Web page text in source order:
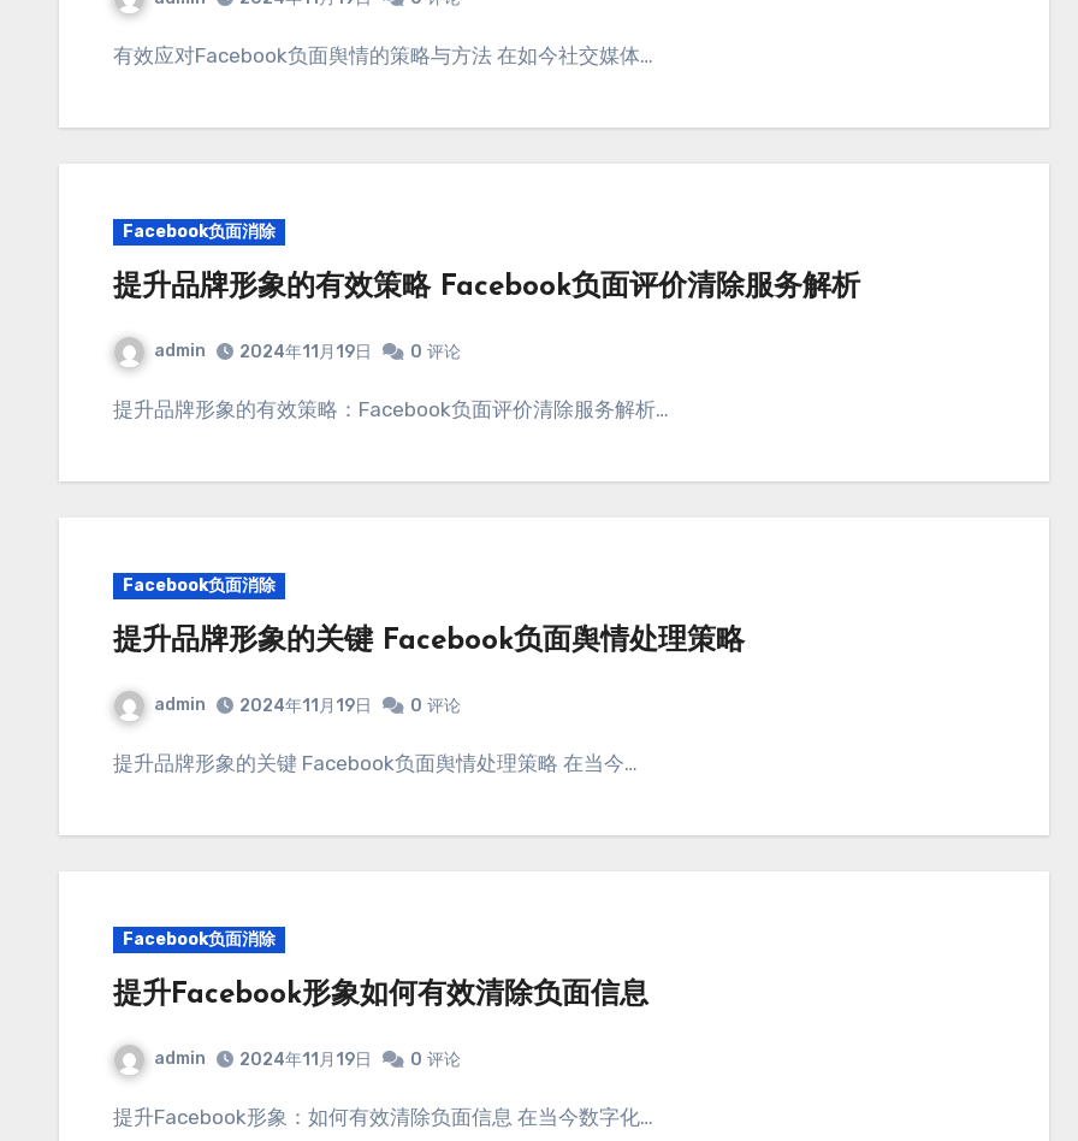
有效应对Facebook负面舆情的策略与方法 在如今社交媒体…
Facebook负面消除
提升品牌形象的有效策略 Facebook负面评价清除服务解析
admin 2024年11月19日 0 评论
提升品牌形象的有效策略：Facebook负面评价清除服务解析…
Facebook负面消除
提升品牌形象的关键 Facebook负面舆情处理策略
admin 2024年11月19日 0 评论
提升品牌形象的关键 Facebook负面舆情处理策略 在当今…
Facebook负面消除
提升Facebook形象如何有效清除负面信息
admin 2024年11月19日 0 评论
提升Facebook形象：如何有效清除负面信息 在当今数字化…